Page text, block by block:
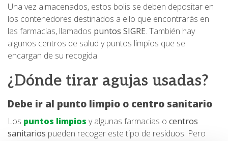
Una vez almacenados, estos bolis se deben depositar en
los contenedores destinados a ello que encontrarás en
las farmacias, llamados puntos SIGRE. También hay
algunos centros de salud y puntos limpios que se
encargan de su recogida.
¿Dónde tirar agujas usadas?
Debe ir al punto limpio o centro sanitario
Los puntos limpios y algunas farmacias o centros
sanitarios pueden recoger este tipo de residuos. Pero